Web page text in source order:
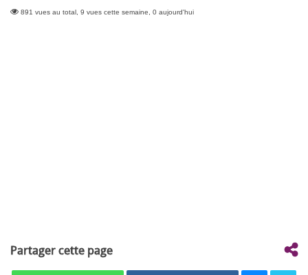
891 vues au total, 9 vues cette semaine, 0 aujourd'hui
Partager cette page